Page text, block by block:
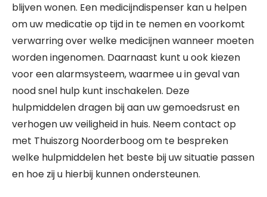
blijven wonen. Een medicijndispenser kan u helpen
om uw medicatie op tijd in te nemen en voorkomt
verwarring over welke medicijnen wanneer moeten
worden ingenomen. Daarnaast kunt u ook kiezen
voor een alarmsysteem, waarmee u in geval van
nood snel hulp kunt inschakelen. Deze
hulpmiddelen dragen bij aan uw gemoedsrust en
verhogen uw veiligheid in huis. Neem contact op
met Thuiszorg Noorderboog om te bespreken
welke hulpmiddelen het beste bij uw situatie passen
en hoe zij u hierbij kunnen ondersteunen.